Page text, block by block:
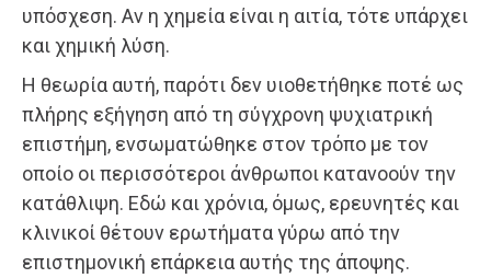
υπόσχεση. Αν η χημεία είναι η αιτία, τότε υπάρχει
και χημική λύση.
Η θεωρία αυτή, παρότι δεν υιοθετήθηκε ποτέ ως
πλήρης εξήγηση από τη σύγχρονη ψυχιατρική
επιστήμη, ενσωματώθηκε στον τρόπο με τον
οποίο οι περισσότεροι άνθρωποι κατανοούν την
κατάθλιψη. Εδώ και χρόνια, όμως, ερευνητές και
κλινικοί θέτουν ερωτήματα γύρω από την
επιστημονική επάρκεια αυτής της άποψης.